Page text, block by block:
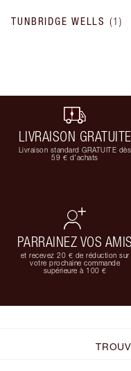
TUNBRIDGE WELLS (1 )
LIVRAISON GRATUITE
Livraison standard GRATUITE dès
59 € d'achats
PARRAINEZ VOS AMIS
et recevez 20 € de réduction sur
votre prochaine commande
supérieure à 100 €